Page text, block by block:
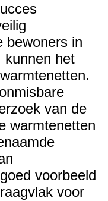
bewoners in
kunnen het
van de
warmtenetten
voorbeeld
voor